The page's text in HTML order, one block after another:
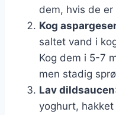
dem, hvis de
Kog
saltet vand i
Kog dem i 5-7
men stadig
Lav dildsaucen
yoghurt,